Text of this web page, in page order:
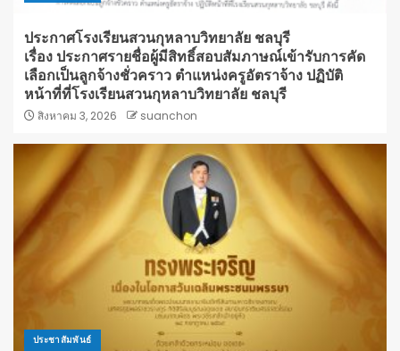
ประกาศโรงเรียนสวนกุหลาบวิทยาลัย ชลบุรี
เรื่อง ประกาศรายชื่อผู้มีสิทธิ์สอบสัมภาษณ์เข้ารับการคัด
เลือกเป็นลูกจ้างชั่วคราว ตำแหน่งครูอัตราจ้าง ปฏิบัติ
หน้าที่ที่โรงเรียนสวนกุหลาบวิทยาลัย ชลบุรี
สิงหาคม 3, 2026 suanchon
ประชาสัมพันธ์